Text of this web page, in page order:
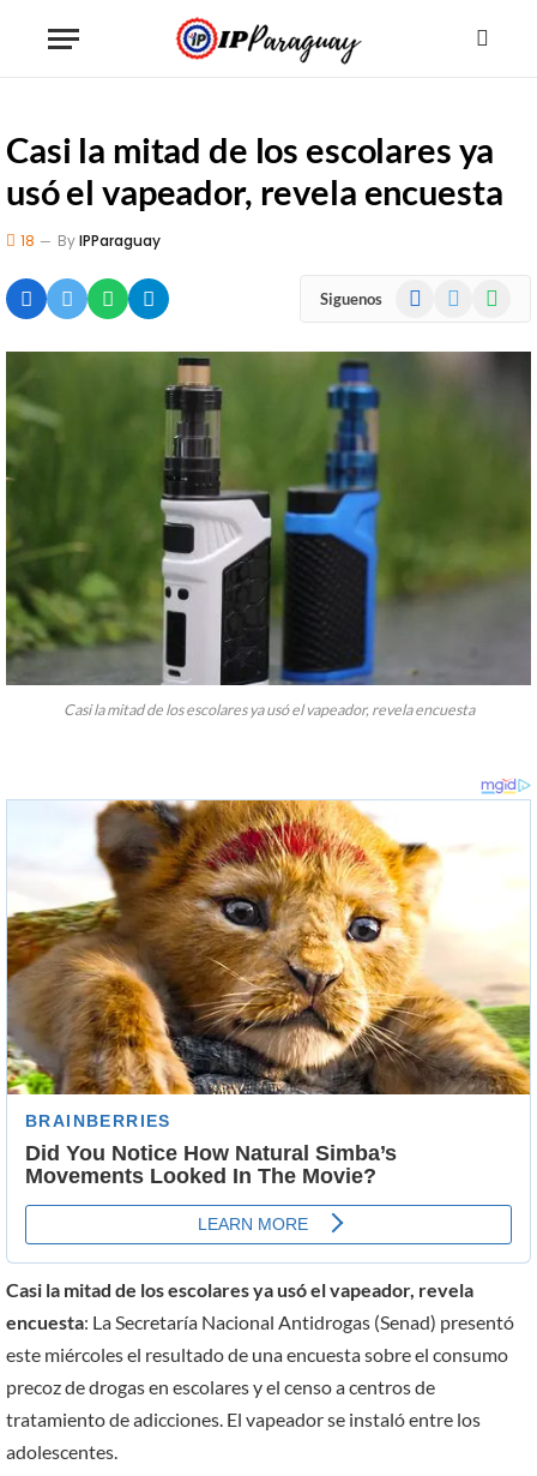
Casi la mitad de los escolares ya
usó el vapeador, revela encuesta
18 ByIPParaguay
Siguenos Facebook
Casi la mitad de los escolares ya usó el vapeador, revela encuesta
Casi la mitad de los escolares ya usó el vapeador, revela
encuesta: La Secretaría Nacional Antidrogas (Senad) presentó
este miércoles el resultado de una encuesta sobre el consumo
precoz de drogas en escolares y el censo a centros de
tratamiento de adicciones. El vapeador se instaló entre los
adolescentes.